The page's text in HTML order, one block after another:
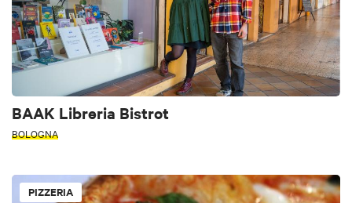
BAAK Libreria Bistrot
BOLOGNA
PIZZERIA